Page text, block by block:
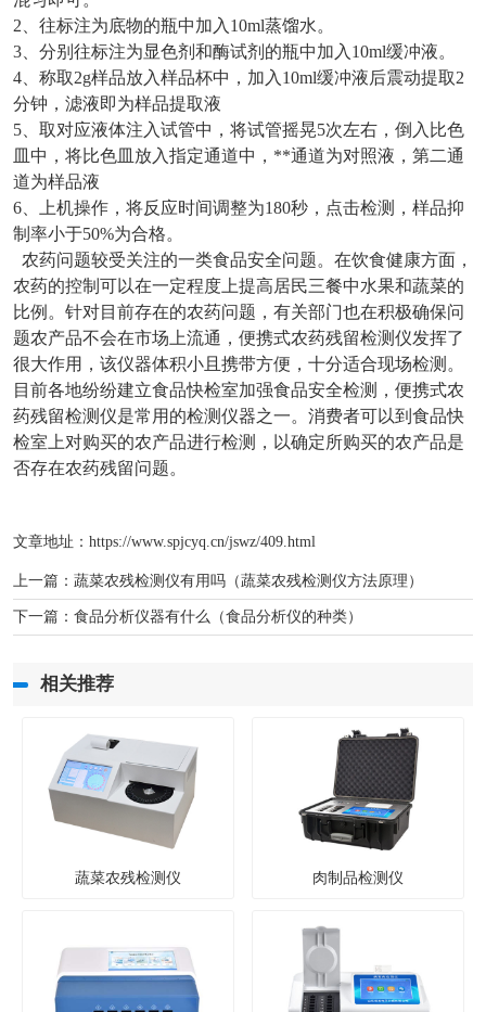
2、往标注为底物的瓶中加入10ml蒸馏水。
3、分别往标注为显色剂和酶试剂的瓶中加入10ml缓冲液。
4、称取2g样品放入样品杯中，加入10ml缓冲液后震动提取2
分钟，滤液即为样品提取液
5、取对应液体注入试管中，将试管摇晃5次左右，倒入比色
皿中，将比色皿放入指定通道中，**通道为对照液，第二通
道为样品液
6、上机操作，将反应时间调整为180秒，点击检测，样品抑
制率小于50%为合格。
农药问题较受关注的一类食品安全问题。在饮食健康方面，
农药的控制可以在一定程度上提高居民三餐中水果和蔬菜的
比例。针对目前存在的农药问题，有关部门也在积极确保问
题农产品不会在市场上流通，便携式农药残留检测仪发挥了
很大作用，该仪器体积小且携带方便，十分适合现场检测。
目前各地纷纷建立食品快检室加强食品安全检测，便携式农
药残留检测仪是常用的检测仪器之一。消费者可以到食品快
检室上对购买的农产品进行检测，以确定所购买的农产品是
否存在农药残留问题。
文章地址： https://www.spjcyq.cn/jswz/409.html
上一篇： 蔬菜农残检测仪有用吗（蔬菜农残检测仪方法原理）
下一篇： 食品分析仪器有什么（食品分析仪的种类）
相关推荐
蔬菜农残检测仪 肉制品检测仪